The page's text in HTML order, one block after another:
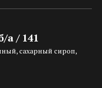
/ 141
сахарный сироп,